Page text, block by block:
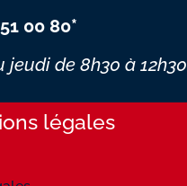
00 80*
jeudi de 8h30 à 12h30
légales